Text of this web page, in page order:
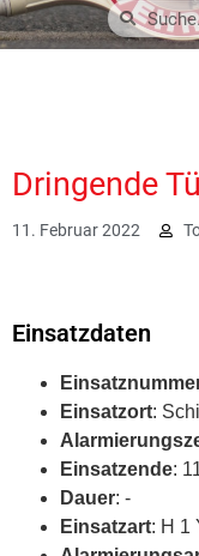
Dringende
11. Februar 2022
Einsatzdaten
Einsatzort:
Einsatzende:
Dauer: -
Einsatzart: H 1